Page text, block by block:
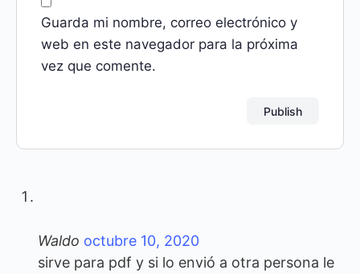
Guarda mi nombre, correo electrónico y
web en este navegador para la próxima
vez que comente.
Waldo octubre 10, 2020
sirve para pdf y si lo envió a otra persona le